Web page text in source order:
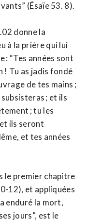
(Ésaïe 53. 8).
donne la
à la prière qui lui
: “Tes années sont
! Tu as jadis fondé
de tes mains ;
; et ils
; tu les
ils seront
et tes années
le premier chapitre
12), et appliquées
enduré la mort,
jours”, est le